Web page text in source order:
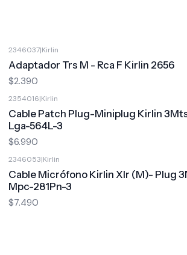
2346037|Kirlin
Adaptador Trs M - Rca F Kirlin 2656
$2.390
2354016|Kirlin
Cable Patch Plug-Miniplug Kirlin
Lga-564L-3
$6.990
2346053|Kirlin
Cable Micrófono Kirlin Xlr (M)- Plug
Mpc-281Pn-3
$7.490